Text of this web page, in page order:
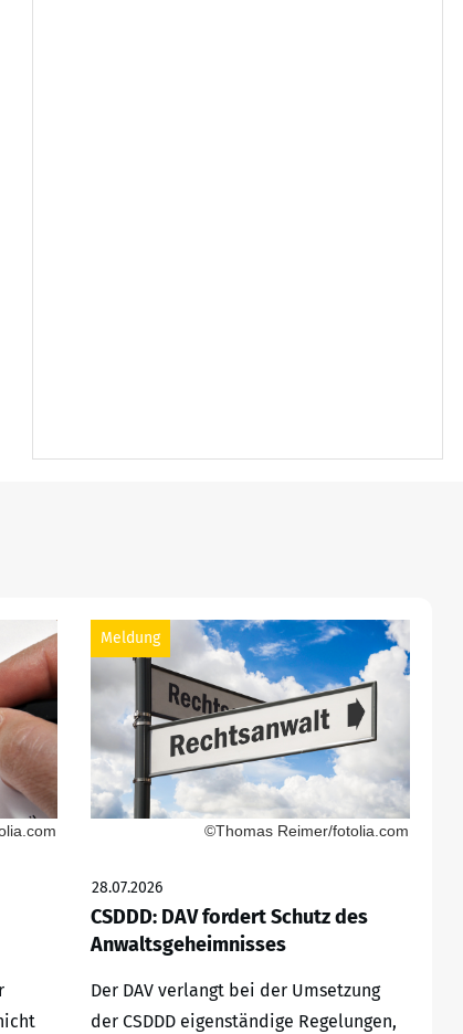
Meldung
©Thomas Reimer/fotolia.com
28.07.2026
CSDDD: DAV fordert Schutz des
Anwaltsgeheimnisses
Der DAV verlangt bei der Umsetzung
der CSDDD eigenständige Regelungen,